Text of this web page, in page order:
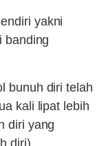
yakni
banding
bunuh diri telah
kali lipat lebih
diri yang